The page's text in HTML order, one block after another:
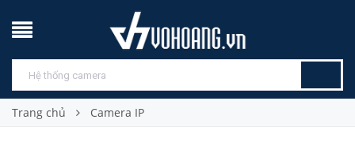
Trang chủ Camera IP